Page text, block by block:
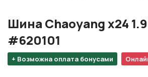
+ Возможна оплата бонусами
Шина Chaoyang х24
#620101